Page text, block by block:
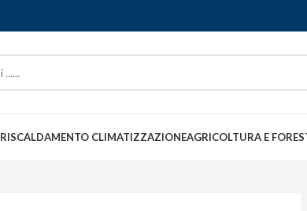
RISCALDAMENTO CLIMATIZZAZIONEAGRICOLTURA E